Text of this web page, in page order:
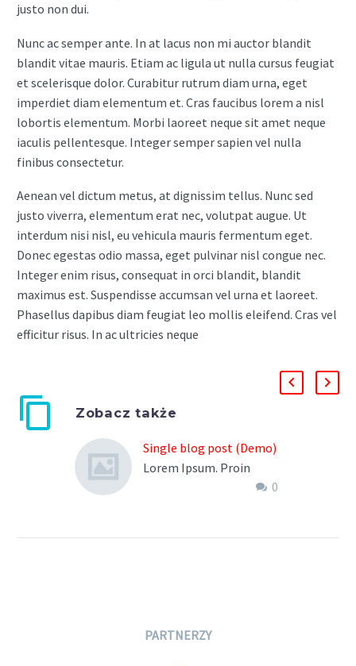
justo non dui.
Nunc ac semper ante. In at lacus non mi auctor blandit
blandit vitae mauris. Etiam ac ligula ut nulla cursus feugiat
et scelerisque dolor. Curabitur rutrum diam urna, eget
imperdiet diam elementum et. Cras faucibus lorem a nisl
lobortis elementum. Morbi laoreet neque sit amet neque
iaculis pellentesque. Integer semper sapien vel nulla
finibus consectetur.
Aenean vel dictum metus, at dignissim tellus. Nunc sed
justo viverra, elementum erat nec, volutpat augue. Ut
interdum nisi nisl, eu vehicula mauris fermentum eget.
Donec egestas odio massa, eget pulvinar nisl congue nec.
Integer enim risus, consequat in orci blandit, blandit
maximus est. Suspendisse accumsan vel urna et laoreet.
Phasellus dapibus diam feugiat leo mollis eleifend. Cras vel
efficitur risus. In ac ultricies neque
Zobacz także
Single blog post (Demo)
Lorem Ipsum. Proin
0
PARTNERZY